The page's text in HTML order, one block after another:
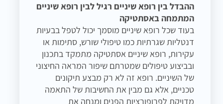
ההבדל בין רופא שיניים רגיל לבין רופא שיניים
המתמחה באסתטיקה
בעוד שכל רופא שיניים מוסמך יכול לטפל בבעיות
דנטליות שגרתיות כמו טיפולי שורש, סתימות או
עקירות, רופא שיניים אסתטיקה מתמקד בתכנון
ובביצוע טיפולים שמטרתם שיפור המראה החיצוני
של השיניים. רופא זה לא רק מבצע תיקונים
טכניים, אלא גם מבין את החשיבות של התאמה
מדויקת לפרופורציות הפנים ומנחה את